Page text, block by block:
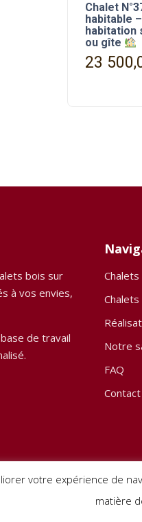
Chalet
habitable
habitation
ou gîte
23
bois sur
à vos envies,
de travail
Notre
FAQ
Contact
Bois BHE. Tous droits
votre expérience de
matière